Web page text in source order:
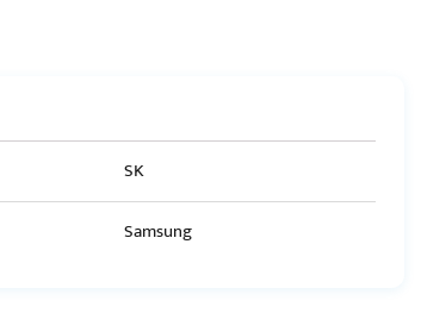
SK
Samsung